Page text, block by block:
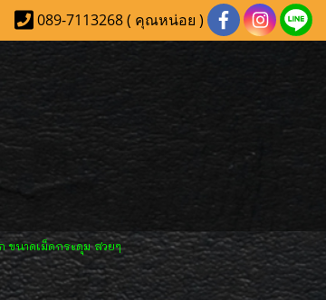
089-7113268 ( คุณหน่อย )
ขนาดเม็ดกระดุม สวยๆ